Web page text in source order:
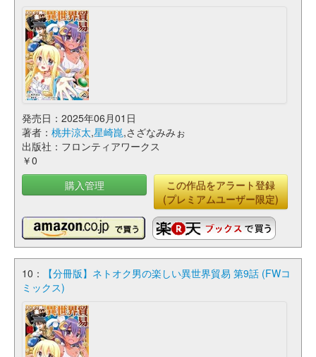
発売日：2025年06月01日
著者： 桃井涼太,星崎崑,さざなみみぉ
出版社：フロンティアワークス
￥0
購入管理
この作品をアラート登録
(プレミアムユーザー限定)
10：
【分冊版】ネトオク男の楽しい異世界貿易 第9話 (FWコ
ミックス)